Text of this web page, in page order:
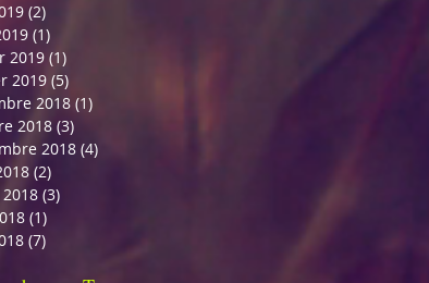
(2)
(1)
2019 (1)
2019 (5)
2018 (1)
2018 (3)
2018 (4)
(2)
(3)
(1)
(7)